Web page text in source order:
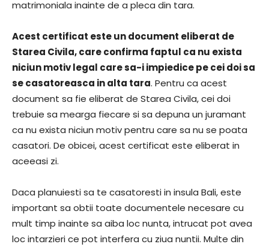
matrimoniala inainte de a pleca din tara.
Acest certificat este un document eliberat de
Starea Civila, care confirma faptul ca nu exista
niciun motiv legal care sa-i impiedice pe cei doi sa
se casatoreasca in alta tara. Pentru ca acest
document sa fie eliberat de Starea Civila, cei doi
trebuie sa mearga fiecare si sa depuna un juramant
ca nu exista niciun motiv pentru care sa nu se poata
casatori. De obicei, acest certificat este eliberat in
aceeasi zi.
Daca planuiesti sa te casatoresti in insula Bali, este
important sa obtii toate documentele necesare cu
mult timp inainte sa aiba loc nunta, intrucat pot avea
loc intarzieri ce pot interfera cu ziua nuntii. Multe din